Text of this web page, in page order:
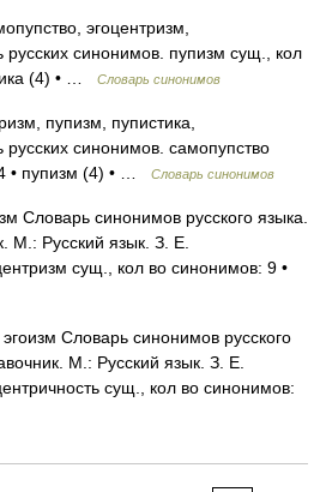
эгоцентризм,
русских синонимов. пупизм сущ., кол
(4) • …
Словарь синонимов
пупизм, пупистика,
русских синонимов. самопупство
• пупизм (4) • …
Словарь синонимов
Словарь синонимов русского языка.
М.: Русский язык. З. Е.
сущ., кол во синонимов: 9 •
Словарь синонимов русского
М.: Русский язык. З. Е.
сущ., кол во синонимов: